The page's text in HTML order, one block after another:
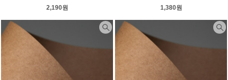
2,190원
1,380원